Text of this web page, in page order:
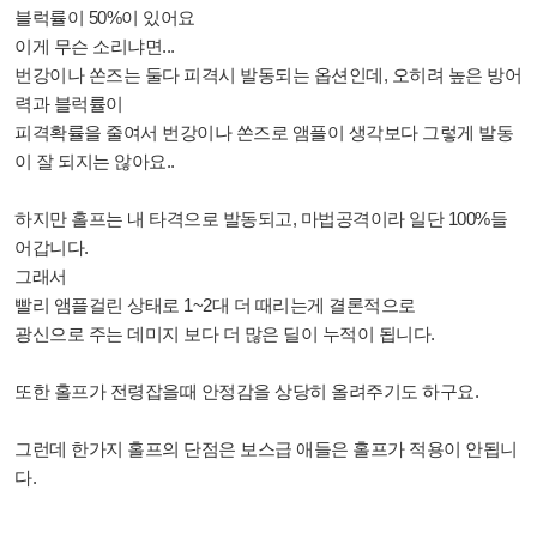
블럭률이 50%이 있어요
이게 무슨 소리냐면...
번강이나 쏜즈는 둘다 피격시 발동되는 옵션인데, 오히려 높은 방어
력과 블럭률이
피격확률을 줄여서 번강이나 쏜즈로 앰플이 생각보다 그렇게 발동
이 잘 되지는 않아요..
하지만 홀프는 내 타격으로 발동되고, 마법공격이라 일단 100%들
어갑니다.
그래서
빨리 앰플걸린 상태로 1~2대 더 때리는게 결론적으로
광신으로 주는 데미지 보다 더 많은 딜이 누적이 됩니다.
또한 홀프가 전령잡을때 안정감을 상당히 올려주기도 하구요.
그런데 한가지 홀프의 단점은 보스급 애들은 홀프가 적용이 안됩니
다.